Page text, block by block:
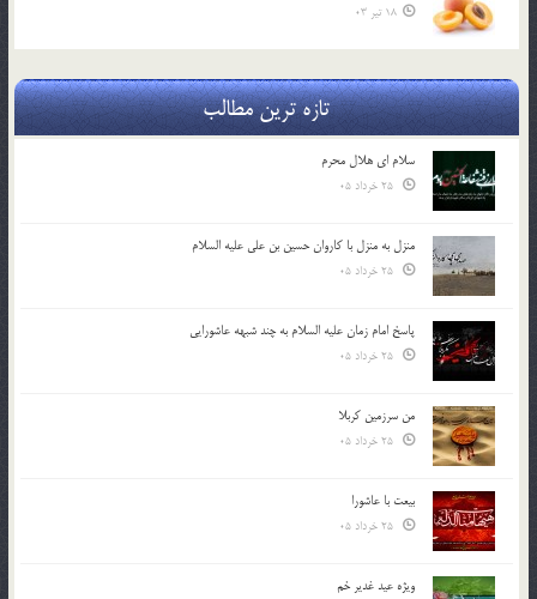
18 تیر 03
تازه ترین مطالب
سلام ای هلال محرم
منزل به منزل با کاروان حسین بن علی علیه السلام
پاسخ امام زمان علیه السلام به چند شبهه عاشورایی
من سرزمین کربلا
بیعت با عاشورا
ویژه عید غدیر خم